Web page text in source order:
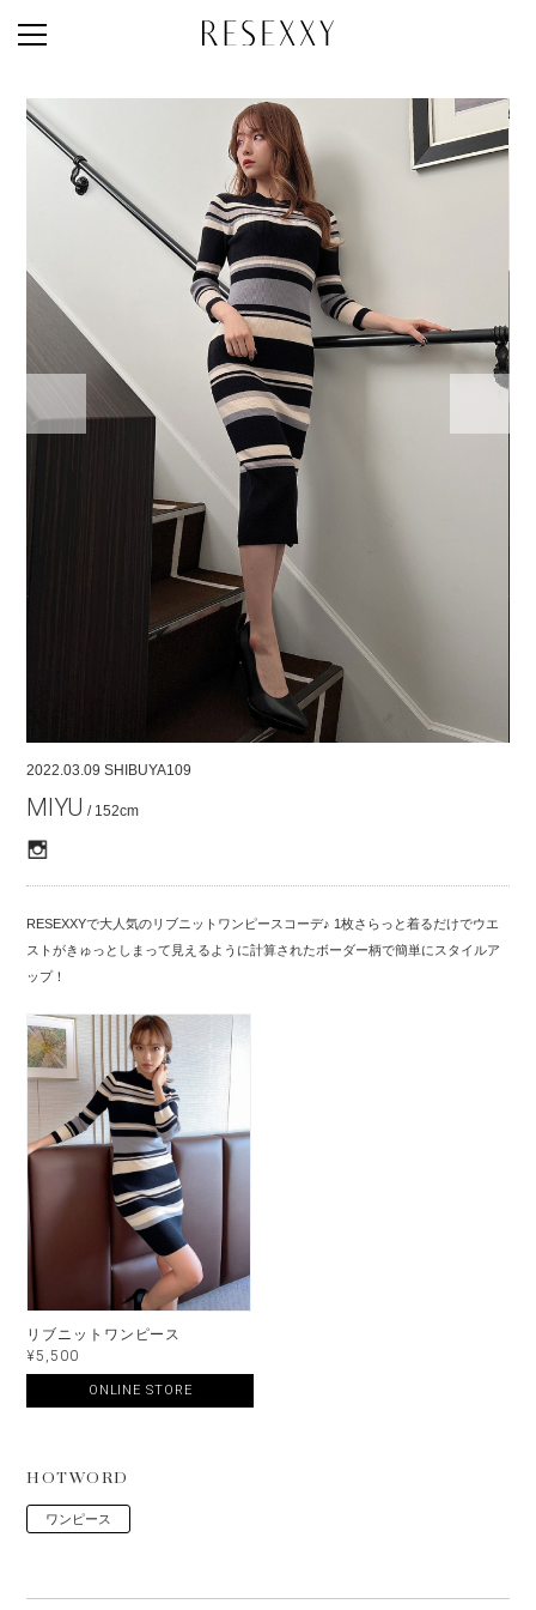
STAFF STYLE
2022.03.09 SHIBUYA109
MIYU / 152cm
RESEXXYで大人気のリブニットワンピースコーデ♪ 1枚さらっと着るだけでウエ
ストがきゅっとしまって見えるように計算されたボーダー柄で簡単にスタイルア
ップ！
リブニットワンピース
¥5,500
ONLINE STORE
HOTWORD
ワンピース
NEWS
MAGAZINE
LOOK BOOK
RANKING
STYLE PHOTO
SHOP LIST
ONLINE STORE